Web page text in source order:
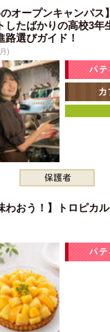
オープンキャンパス】
たばかりの高校3年
路選びガイド！
)
わおう！】トロピカ